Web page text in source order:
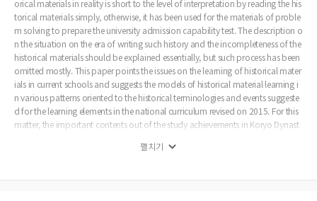
orical materials in reality is short to the level of interpretation by reading the his
torical materials simply, otherwise, it has been used for the materials of proble
m solving to prepare the university admission capability test. The description o
n the situation on the era of writing such history and the incompleteness of the
historical materials should be explained essentially, but such process has been
omitted mostly. This paper points the issues on the learning of historical mater
ials in current schools and suggests the models of historical material learning i
n various patterns oriented to the historical terminologies and events suggeste
d for the learning elements in the national curriculum revised on 2015. For this
matter, the important contents out of the study achievements in Koryo Dynast
made by discovering the historical materials related thereto. The activities orie
rriculum revised on 2015 adopted. The most general thing out of the activities
펼치기